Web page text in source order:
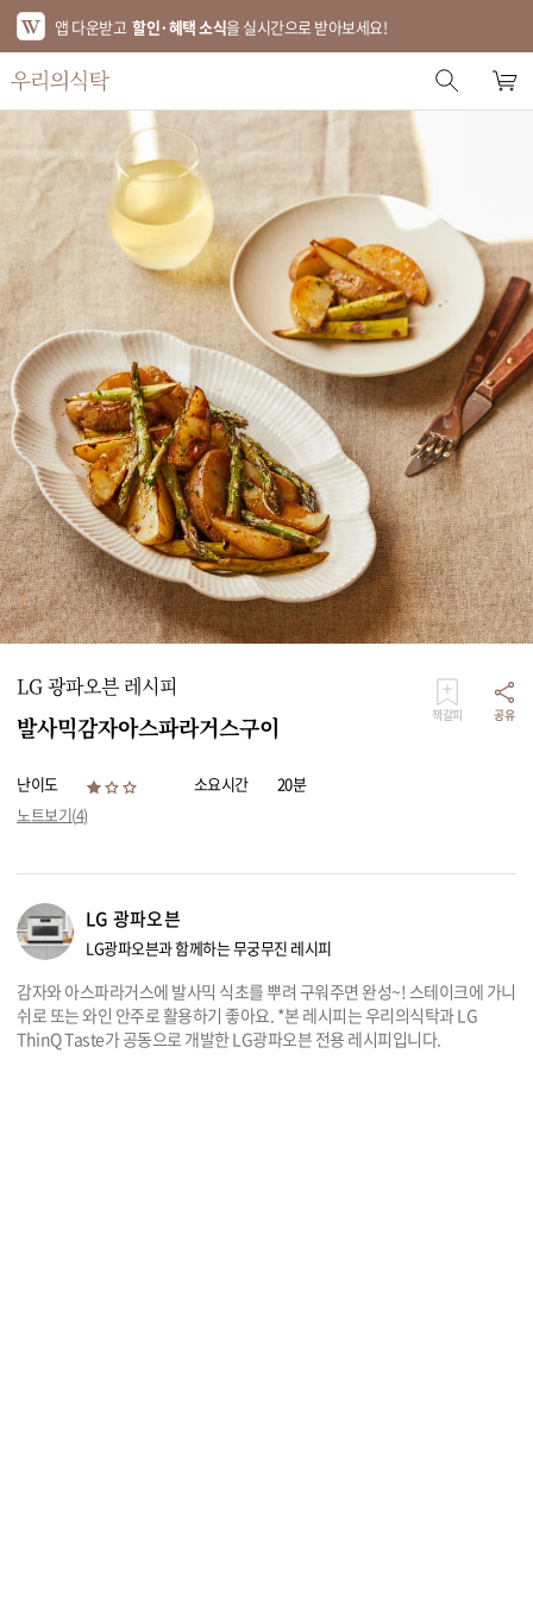
앱 다운받고 할인·혜택 소식을 실시간으로 받아보세요!
스토어 홈
에디터 추천
한정특가
베스트
신상품
기획전
브랜드
푸드
키친
리빙
가전
LG 광파오븐 레시피
발사믹감자아스파라거스구이 책갈피 공유
난이도 소요시간
20분
노트보기(4)
LG 광파오븐
LG광파오븐과 함께하는 무궁무진 레시피
감자와 아스파라거스에 발사믹 식초를 뿌려 구워주면 완성~! 스테이크에 가니
쉬로 또는 와인 안주로 활용하기 좋아요. *본 레시피는 우리의식탁과 LG
ThinQ Taste가 공동으로 개발한 LG광파오븐 전용 레시피입니다.